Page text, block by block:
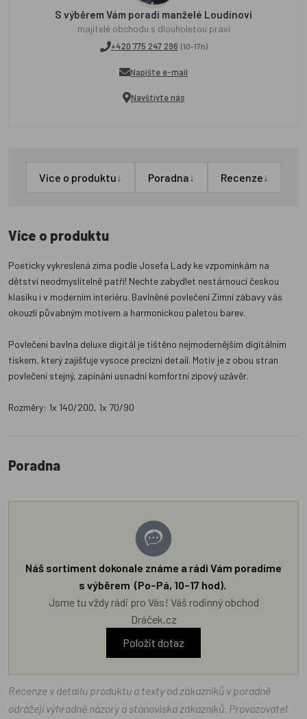
S výběrem Vám poradí manželé Loudínovi
majitelé obchodu s dlouholetou praxí
+420 775 247 296 (10-17h)
Napište e-mail
Navštivte nás
Více o produktu↓ Poradna↓ Recenze↓
Více o produktu
Poeticky vykreslená zima podle Josefa Lady ke vzpomínkám na
dětství neodmyslitelně patří! Nechte zabydlet nestárnoucí českou
klasiku i v moderním interiéru. Bavlněné povlečení Zimní zábavy vás
okouzlí půvabným motivem a harmonickou paletou barev.
Povlečení bavlna deluxe digitál je tištěno nejmodernějším digitálním
tiskem, který zajišťuje vysoce precizní detail. Motiv je z obou stran
povlečení stejný, zapínání usnadní komfortní zipový uzávěr.
Rozměry: 1x 140/200, 1x 70/90
Poradna
Náš sortiment dokonale známe a rádi Vám poradíme
s výběrem (Po–Pá, 10–17 hod).
Jsme tu vždy rádi pro Vás! Váš rodinný obchod
Dráček.cz
Položit dotaz
Recenze v detailu produktu a texty od zákazníků v poradně
odrážejí výhradně názory a stanoviska zákazníků. Provozovatel